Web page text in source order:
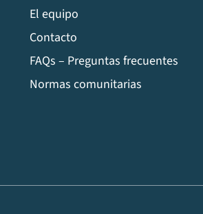
El equipo
Contacto
FAQs – Preguntas frecuentes
Normas comunitarias